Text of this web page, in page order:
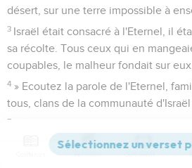
désert, sur une terre impossible à
3 Israël était consacré à l'Eternel, il
sa récolte. Tous ceux qui en
coupables, le malheur fondait sur
4 » Ecoutez la parole de l'Eternel,
tous, clans de la communauté d'Israël
5
ont-ils trouvée en moi pour
idoles sans consistance au point de
Versions Commentaires